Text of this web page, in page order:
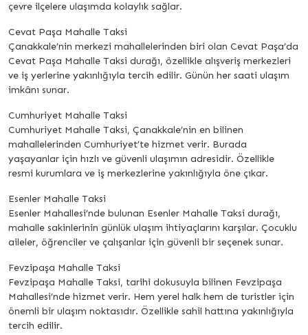
çevre ilçelere ulaşımda kolaylık sağlar.
Cevat Paşa Mahalle Taksi
Çanakkale’nin merkezi mahallelerinden biri olan Cevat Paşa’da
Cevat Paşa Mahalle Taksi durağı, özellikle alışveriş merkezleri
ve iş yerlerine yakınlığıyla tercih edilir. Günün her saati ulaşım
imkânı sunar.
Cumhuriyet Mahalle Taksi
Cumhuriyet Mahalle Taksi, Çanakkale’nin en bilinen
mahallelerinden Cumhuriyet’te hizmet verir. Burada
yaşayanlar için hızlı ve güvenli ulaşımın adresidir. Özellikle
resmi kurumlara ve iş merkezlerine yakınlığıyla öne çıkar.
Esenler Mahalle Taksi
Esenler Mahallesi’nde bulunan Esenler Mahalle Taksi durağı,
mahalle sakinlerinin günlük ulaşım ihtiyaçlarını karşılar. Çocuklu
aileler, öğrenciler ve çalışanlar için güvenli bir seçenek sunar.
Fevzipaşa Mahalle Taksi
Fevzipaşa Mahalle Taksi, tarihi dokusuyla bilinen Fevzipaşa
Mahallesi’nde hizmet verir. Hem yerel halk hem de turistler için
önemli bir ulaşım noktasıdır. Özellikle sahil hattına yakınlığıyla
tercih edilir.